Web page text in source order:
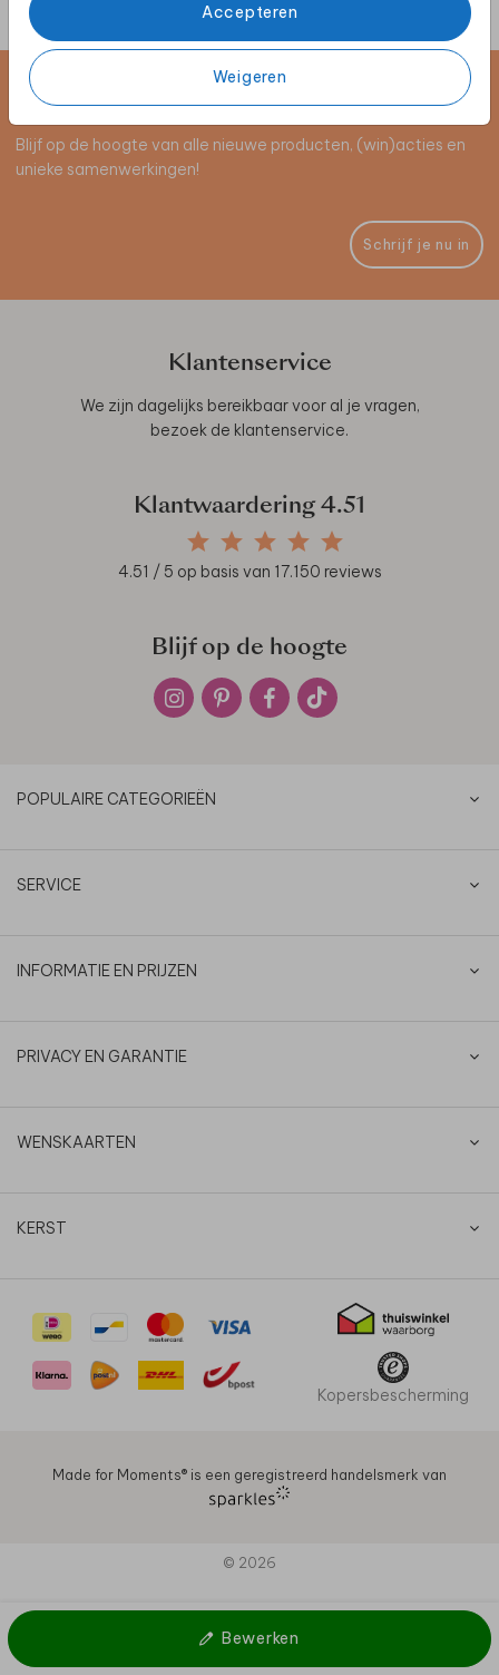
Accepteren
Weigeren
Bewerken
Schrijf je in voor de nieuwsbrief
Blijf op de hoogte van alle nieuwe producten, (win)acties en
unieke samenwerkingen!
Schrijf je nu in
Klantenservice
We zijn dagelijks bereikbaar voor al je vragen,
bezoek de klantenservice.
Klantwaardering 4.51
4.51 / 5 op basis van 17.150 reviews
Blijf op de hoogte
POPULAIRE CATEGORIEËN
SERVICE
INFORMATIE EN PRIJZEN
PRIVACY EN GARANTIE
WENSKAARTEN
KERST
Kopersbescherming
Made for Moments®️ is een geregistreerd handelsmerk van
© 2026